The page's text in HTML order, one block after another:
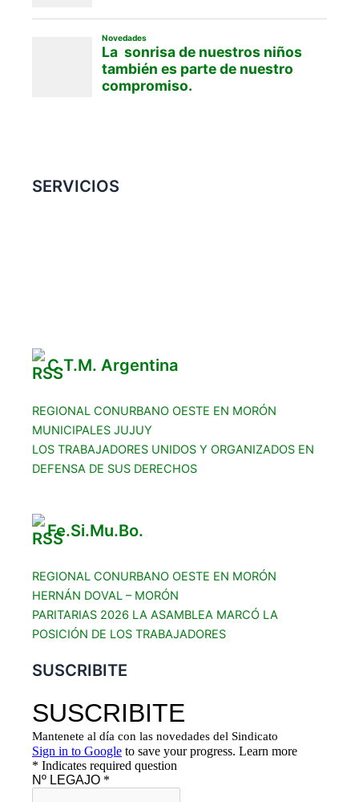
SERVICIOS
C.T.M. Argentina
REGIONAL CONURBANO OESTE EN MORÓN
MUNICIPALES JUJUY
LOS TRABAJADORES UNIDOS Y ORGANIZADOS EN
DEFENSA DE SUS DERECHOS
Fe.Si.Mu.Bo.
REGIONAL CONURBANO OESTE EN MORÓN
HERNÁN DOVAL – MORÓN
PARITARIAS 2026 LA ASAMBLEA MARCÓ LA
POSICIÓN DE LOS TRABAJADORES
SUSCRIBITE